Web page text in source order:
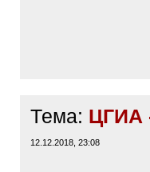
Тема: ЦГИА
12.12.2018, 23:08